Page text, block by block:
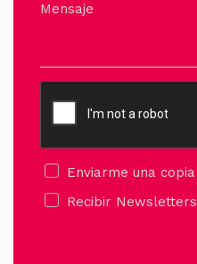
Mensaje
Enviarme una copia
Recibir Newsletters